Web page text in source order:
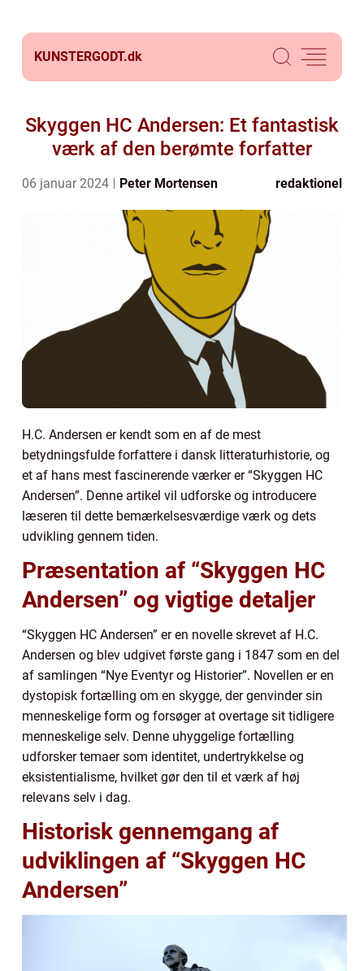
KUNSTERGODT.dk
Skyggen HC Andersen: Et fantastisk
værk af den berømte forfatter
06 januar 2024 Peter Mortensen redaktionel
H.C. Andersen er kendt som en af de mest
betydningsfulde forfattere i dansk litteraturhistorie, og
et af hans mest fascinerende værker er “Skyggen HC
Andersen”. Denne artikel vil udforske og introducere
læseren til dette bemærkelsesværdige værk og dets
udvikling gennem tiden.
Præsentation af “Skyggen HC
Andersen” og vigtige detaljer
“Skyggen HC Andersen” er en novelle skrevet af H.C.
Andersen og blev udgivet første gang i 1847 som en del
af samlingen “Nye Eventyr og Historier”. Novellen er en
dystopisk fortælling om en skygge, der genvinder sin
menneskelige form og forsøger at overtage sit tidligere
menneskelige selv. Denne uhyggelige fortælling
udforsker temaer som identitet, undertrykkelse og
eksistentialisme, hvilket gør den til et værk af høj
relevans selv i dag.
Historisk gennemgang af
udviklingen af “Skyggen HC
Andersen”